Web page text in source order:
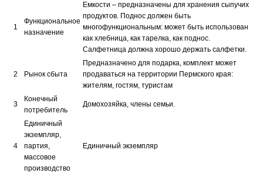
1
Функциональное
назначение
Емкости – предназначены для хранения сыпучих
продуктов. Поднос должен быть
многофункциональным: может быть использован
как хлебница, как тарелка, как поднос.
Салфетница должна хорошо держать салфетки.
2 Рынок сбыта
Предназначено для подарка, комплект может
продаваться на территории Пермского края:
жителям, гостям, туристам
3
Конечный
потребитель
Домохозяйка, члены семьи.
4
Единичный
экземпляр,
партия,
массовое
производство
Единичный экземпляр